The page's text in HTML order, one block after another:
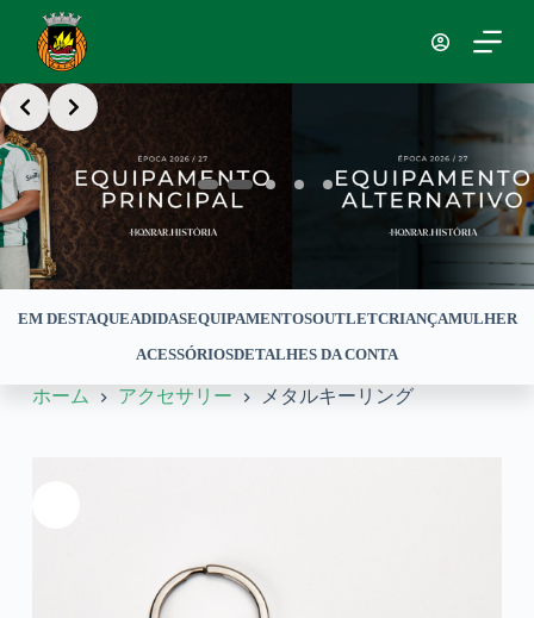
コ
ン
ン
ツ
へ
ス
キ
ッ
プ
Slide 2 of 5
EM DESTAQUEADIDASEQUIPAMENTOSOUTLETCRIANÇAMULHER
ACESSÓRIOSDETALHES DA CONTA
ホーム アクセサリー メタルキーリング